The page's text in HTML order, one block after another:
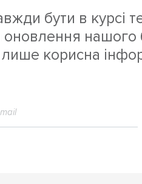
бути в курсі
оновлення
лише корисна